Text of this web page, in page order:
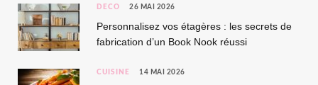
DÉCO 26 MAI 2026
Personnalisez vos étagères : les secrets de
fabrication d’un Book Nook réussi
CUISINE 14 MAI 2026